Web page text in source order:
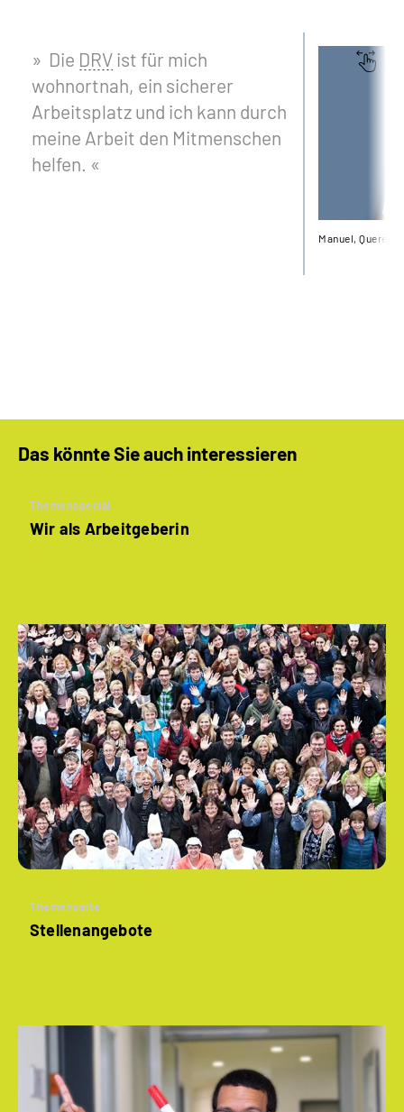
Die DRV ist für mich
wohnortnah, ein sicherer
Arbeitsplatz und ich kann durch
meine Arbeit den Mitmenschen
helfen.
Manuel,
Das könnte Sie auch interessieren
Themenspecial
Wir als Arbeitgeberin
Themenseite
Stellenangebote